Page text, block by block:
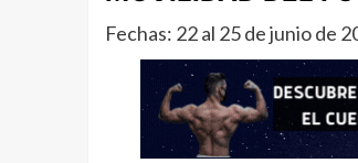
Fechas: 22 al 25 de junio de